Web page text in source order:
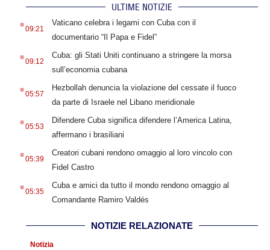
ULTIME NOTIZIE
.09:21
Vaticano celebra i legami con Cuba con il
documentario “Il Papa e Fidel”
.09:12
Cuba: gli Stati Uniti continuano a stringere la morsa
sull’economia cubana
.05:57
Hezbollah denuncia la violazione del cessate il fuoco
da parte di Israele nel Libano meridionale
.05:53
Difendere Cuba significa difendere l’America Latina,
affermano i brasiliani
.05:39
Creatori cubani rendono omaggio al loro vincolo con
Fidel Castro
.05:35
Cuba e amici da tutto il mondo rendono omaggio al
Comandante Ramiro Valdés
NOTIZIE RELAZIONATE
Notizia